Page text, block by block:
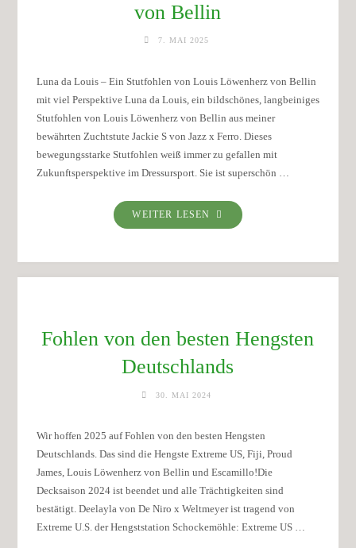
von Bellin
7. MAI 2025
Luna da Louis – Ein Stutfohlen von Louis Löwenherz von Bellin
mit viel Perspektive Luna da Louis, ein bildschönes, langbeiniges
Stutfohlen von Louis Löwenherz von Bellin aus meiner
bewährten Zuchtstute Jackie S von Jazz x Ferro. Dieses
bewegungsstarke Stutfohlen weiß immer zu gefallen mit
Zukunftsperspektive im Dressursport. Sie ist superschön …
WEITER LESEN "STUTFOHLEN
VON
Fohlen von den besten Hengsten
Deutschlands
30. MAI 2024
Wir hoffen 2025 auf Fohlen von den besten Hengsten
Deutschlands. Das sind die Hengste Extreme US, Fiji, Proud
James, Louis Löwenherz von Bellin und Escamillo!Die
Decksaison 2024 ist beendet und alle Trächtigkeiten sind
bestätigt. Deelayla von De Niro x Weltmeyer ist tragend von
Extreme U.S. der Hengststation Schockemöhle: Extreme US …